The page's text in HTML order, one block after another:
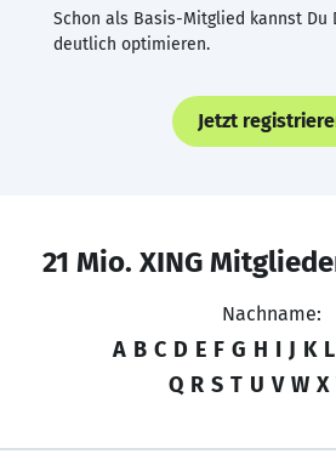
Schon als Basis-Mitglied kannst Du
deutlich optimieren.
Jetzt
21 Mio. XING
Nachname:
A B C D E F G H I J K L
Q R S T U V W X